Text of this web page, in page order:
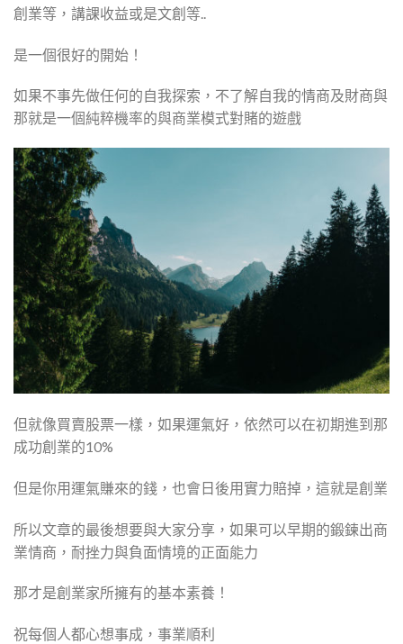
創業等，講課收益或是文創等..
是一個很好的開始！
如果不事先做任何的自我探索，不了解自我的情商及財商與
那就是一個純粹機率的與商業模式對賭的遊戲
但就像買賣股票一樣，如果運氣好，依然可以在初期進到那
成功創業的10%
但是你用運氣賺來的錢，也會日後用實力賠掉，這就是創業
所以文章的最後想要與大家分享，如果可以早期的鍛鍊出商
業情商，耐挫力與負面情境的正面能力
那才是創業家所擁有的基本素養！
祝每個人都心想事成，事業順利